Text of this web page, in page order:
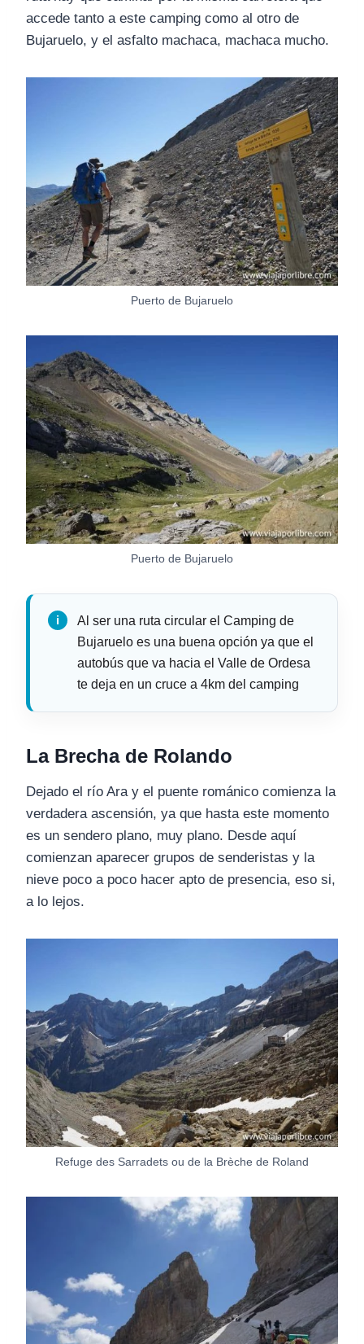
accede tanto a este camping como al otro de
Bujaruelo, y el asfalto machaca, machaca mucho.
Puerto de Bujaruelo
Puerto de Bujaruelo
Al ser una ruta circular el Camping de
Bujaruelo es una buena opción ya que el
autobús que va hacia el Valle de Ordesa
te deja en un cruce a 4km del camping
La Brecha de Rolando
Dejado el río Ara y el puente románico comienza la
verdadera ascensión, ya que hasta este momento
es un sendero plano, muy plano. Desde aquí
comienzan aparecer grupos de senderistas y la
nieve poco a poco hacer apto de presencia, eso si,
a lo lejos.
Refuge des Sarradets ou de la Brèche de Roland